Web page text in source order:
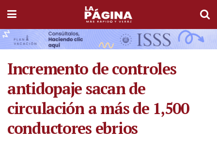
Incremento de controles
antidopaje sacan de
circulación a más de 1,500
conductores ebrios